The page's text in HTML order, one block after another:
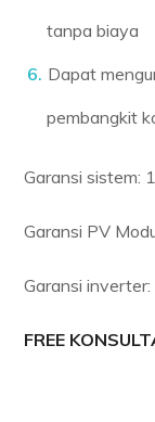
tanpa biaya
Dapat
pembangkit
Garansi sistem:
Garansi PV
Garansi
FREE